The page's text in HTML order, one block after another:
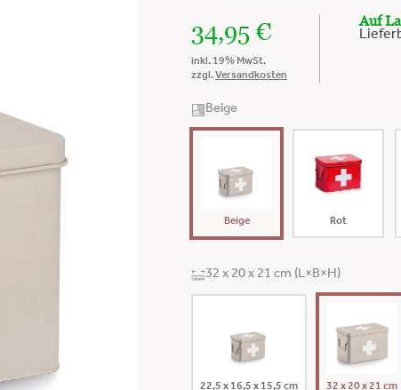
34,95 €
inkl. 19% MwSt.
zzgl. Versandkosten
Auf
Beige
Beige Rot
32 x 20 x 21 cm (L×B×H)
22,5 x 16,5 x 15,5 cm 32 x 20 x 21 cm